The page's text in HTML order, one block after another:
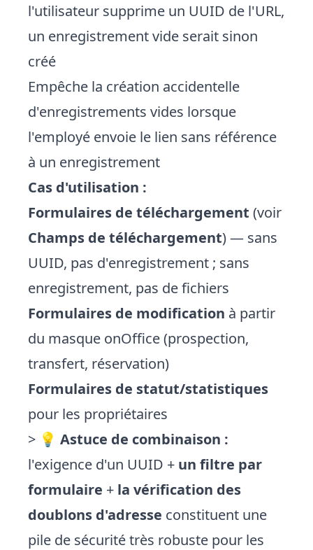
l'utilisateur supprime un UUID de l'URL,
un enregistrement vide serait sinon
créé
Empêche la création accidentelle
d'enregistrements vides lorsque
l'employé envoie le lien sans référence
à un enregistrement
Cas d'utilisation :
Formulaires de téléchargement (voir
Champs de téléchargement) — sans
UUID, pas d'enregistrement ; sans
enregistrement, pas de fichiers
Formulaires de modification à partir
du masque onOffice (prospection,
transfert, réservation)
Formulaires de statut/statistiques
pour les propriétaires
> 💡 Astuce de combinaison :
l'exigence d'un UUID + un filtre par
formulaire + la vérification des
doublons d'adresse constituent une
pile de sécurité très robuste pour les